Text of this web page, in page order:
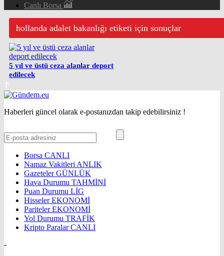
Canlı Borsa
hollanda adalet bakanlığı etiketi için sonuçlar
5 yıl ve üstü ceza alanlar deport
edilecek
Haberleri güncel olarak e-postanızdan takip edebilirsiniz !
Borsa CANLI
Namaz Vakitleri ANLIK
GazetelerGÜNLÜK
Hava Durumu TAHMİNİ
Puan Durumu LİG
HisselerEKONOMİ
ParitelerEKONOMİ
Yol Durumu TRAFİK
Kripto ParalarCANLI
-